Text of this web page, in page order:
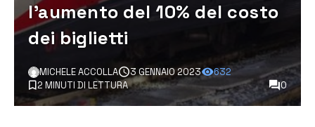
l’aumento del 10% del costo
dei biglietti
MICHELE ACCOLLA 3 GENNAIO 2023
632
2 MINUTI DI LETTURA
0